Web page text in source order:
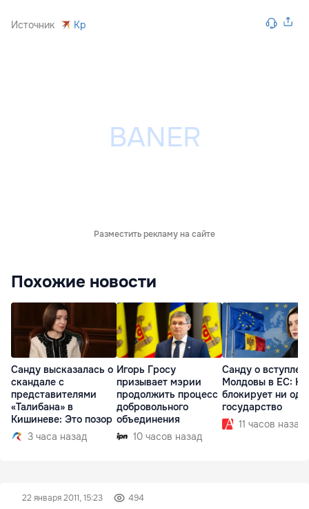
Источник Kp
Разместить рекламу на сайте
Похожие новости
Санду высказалась о
скандале с
представителями
«Талибана» в
Кишиневе: Это позор
3 часа назад
Игорь Гросу
призывает мэрии
продолжить процесс
добровольного
объединения
10 часов назад
Санду о
Молдовы в ЕС:
блокирует ни
государство
11 часов назад
22 января 2011, 15:23 494